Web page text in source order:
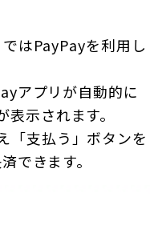
はPayPayを利用し
アプリが自動的に
示されます。
「支払う」ボタンを
できます。